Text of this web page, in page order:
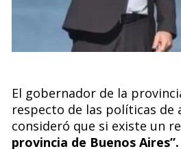
El gobernador de la
respecto de las políticas de
consideró que si existe un
provincia de Buenos Aires”.